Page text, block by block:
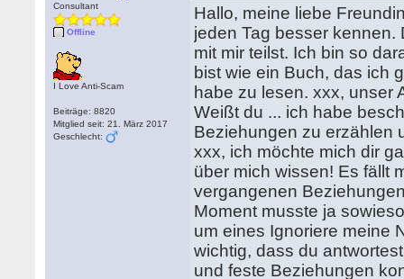
Consultant
Offline
I Love Anti-Scam
Beiträge: 8820
Mitglied seit: 21. März 2017
Geschlecht:
Hallo, meine liebe
jeden Tag besser
mit mir teilst. Ich bin so
bist wie ein Buch, das ich
habe zu lesen. xxx, unser
Weißt du ... ich habe
Beziehungen zu erzählen
xxx, ich möchte mich dir
über mich wissen! Es fällt
vergangenen
Moment musste ja
um eines Ignoriere meine
wichtig, dass du
und feste Beziehungen